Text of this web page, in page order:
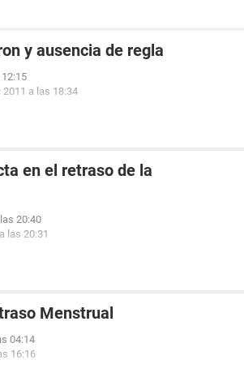
y ausencia de regla
2011 a las 18:34
en el retraso de la
20:40
las 20:31
Menstrual
04:14
16:16